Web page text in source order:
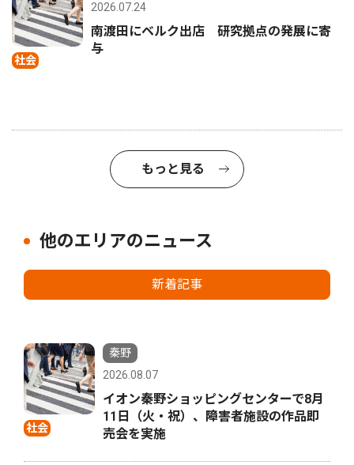
社会
2026.07.24
南渡田にベルク出店 研究拠点の発展に寄
与
もっと見る
他のエリアのニュース
新着記事
社会
秦野
2026.08.07
イオン秦野ショッピングセンターで8月
11日（火・祝）、障害者施設の作品即
売会を実施